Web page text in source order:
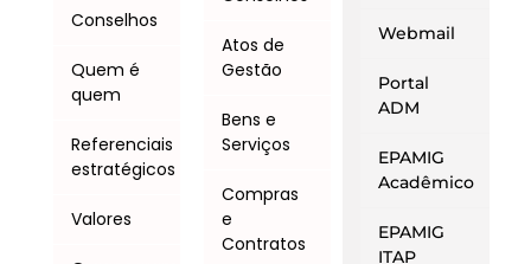
Conselhos
Quem é
quem
Referenciais
estratégicos
Valores
Atos de
Gestão
Bens e
Serviços
Compras
e
Contratos
Webmail
Portal
ADM
EPAMIG
Acadêmico
EPAMIG
ITAP